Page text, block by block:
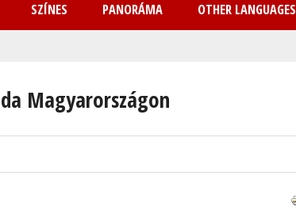
SZÍNES PANORÁMA OTHER LANGUAGES
Magyarországon